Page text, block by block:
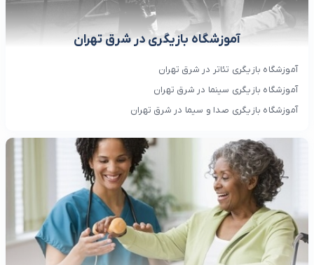
آموزشگاه بازیگری در شرق تهران
آموزشگاه بازیگری تئاتر در شرق تهران
آموزشگاه بازیگری سینما در شرق تهران
آموزشگاه بازیگری صدا و سیما در شرق تهران